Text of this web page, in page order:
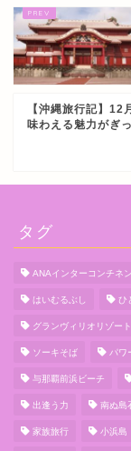
【沖縄旅行記】12
味わえる魅力がぎ
タグ
ANAインターコンチネ
はいむるぶし ひ
グランヴィリオリゾー
ソーキそば パワ
与那覇前浜ビーチ
出逢う力 南ぬ島
家族旅行 小浜島